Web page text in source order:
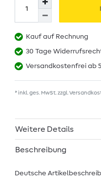
Kauf auf Rechnung
30 Tage
Versandkostenfrei ab
* inkl. ges. MwSt. zzgl.
Weitere Details
Beschreibung
Deutsche